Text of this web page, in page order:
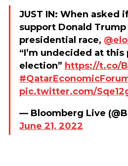
JUST IN: When asked
support Donald Trump
presidential race,
“I’m undecided at
election” https://t.co/
pic.twitter.com/
— Bloomberg Live
June 21, 2022